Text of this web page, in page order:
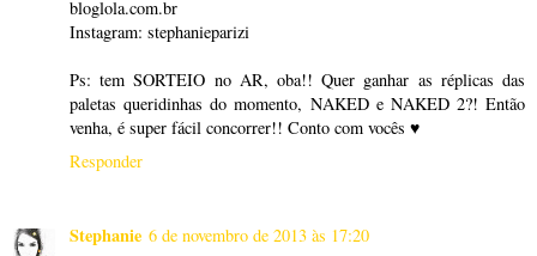
bloglola.com.br
Instagram: stephanieparizi
Ps: tem SORTEIO no AR, oba!! Quer ganhar as réplicas das
paletas queridinhas do momento, NAKED e NAKED 2?! Então
venha, é super fácil concorrer!! Conto com vocês ♥
Responder
Stephanie 6 de novembro de 2013 às 17:20